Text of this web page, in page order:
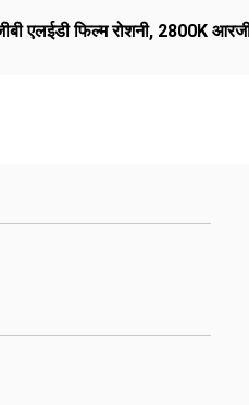
एलईडी फिल्म रोशनी, 2800K